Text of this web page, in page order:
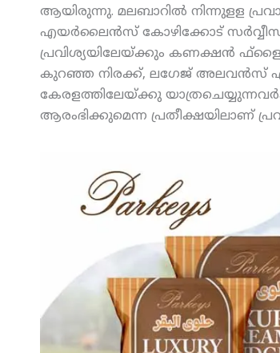
ആയിരുന്നു. മലബാറില്‍ നിന്നുളള
എയര്‍ലൈന്‍സ് കോഴിക്കോട് സര്‍വ്വീസ്
പ്രവിശ്യയിലേയ്ക്കും കണക്ഷന്‍
കുറഞ്ഞ നിരക്ക്, ലഗേജ് അലവന്‍സ്
കേരളത്തിലേയ്ക്കു
ആരംഭിക്കുമെന്ന പ്രതീക്ഷയിലാണ്